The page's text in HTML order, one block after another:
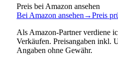
Preis bei Amazon ansehen
Bei Amazon ansehen →Preis
Als Amazon-Partner verdiene
Verkäufen. Preisangaben inkl.
Angaben ohne Gewähr.